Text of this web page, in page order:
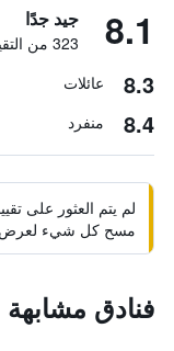
8.1 جيد جدًا
323 من التقييمات تم التحقق منها
8.3 عائلات
8.4 منفرد
لم يتم العثور على
مسح كل شيء لعرض
فنادق مشابهة